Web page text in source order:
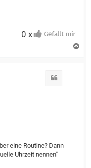
0 x
eine Routine? Dann
Uhrzeit nennen"